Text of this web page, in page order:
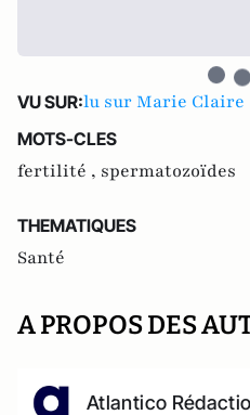
VU SUR:lu sur Marie Claire
MOTS-CLES
fertilité , spermatozoïdes
THEMATIQUES
Santé
A PROPOS DES
Atlantico